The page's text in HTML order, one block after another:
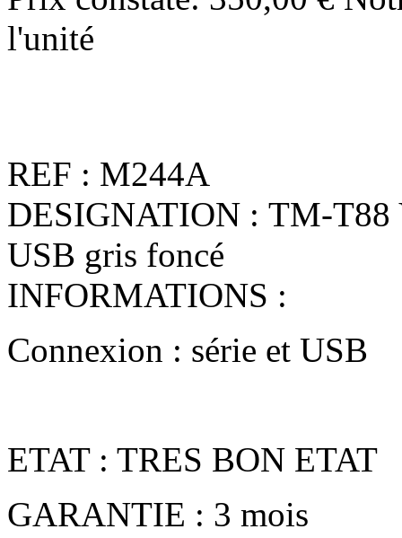
l'unité
REF : M244A
DESIGNATION : TM-T88
USB gris foncé
INFORMATIONS :
Connexion : série et USB
ETAT : TRES BON ETAT
GARANTIE : 3 mois